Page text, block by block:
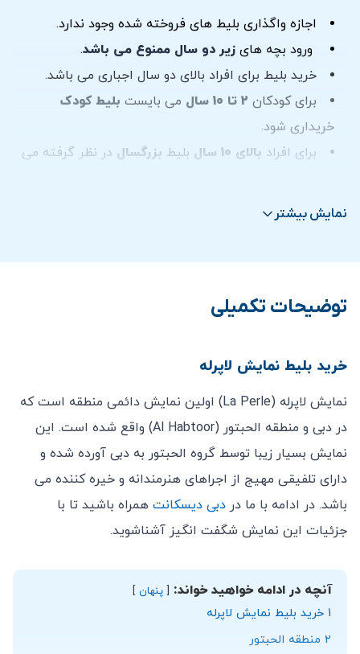
اجازه واگذاری بلیط های فروخته شده وجود ندارد.
ورود بچه های زیر دو سال ممنوع می باشد.
خرید بلیط برای افراد بالای دو سال اجباری می باشد.
برای کودکان
می بایست بلیط کودک
خریداری شود.
برای افراد بالای 10 سال بلیط بزرگسال در نظر گرفته می
برای سایرین نداشته باشد.
ورود الزامی می باشد.
داشته باشند و از ورود با لباس های نا متعارف جلوگیری می
شود.
تدارکات لازم برای حضور افراد معلول دیده شده است.
امکان کنسلی بلیط خریداری شده پس از خرید وجود ندارد.
نمایش بیشتر
توضیحات تکمیلی
خرید بلیط نمایش لاپرله
نمایش لاپرله (La Perle) اولین نمایش دائمی منطقه است که
در دبی و منطقه الحبتور (Al Habtoor) واقع شده است. این
نمایش بسیار زیبا توسط گروه الحبتور به دبی آورده شده و
دارای تلفیقی مهیج از اجراهای هنرمندانه و خیره کننده می
باشد. در ادامه با ما در دبی دیسکانت همراه باشید تا با
جزئیات این نمایش شگفت انگیز آشناشوید.
آنچه در ادامه خواهید خواند: پنهان
1 خرید بلیط نمایش لاپرله
2 منطقه الحبتور